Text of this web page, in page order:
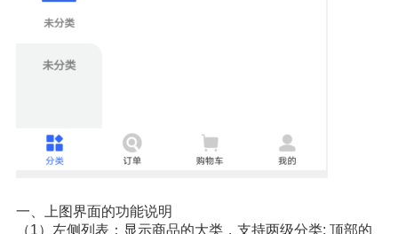
一、上图界面的功能说明
（1）左侧列表：显示商品的大类，支持两级分类; 顶部的